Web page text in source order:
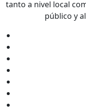
tanto a nivel local
público y